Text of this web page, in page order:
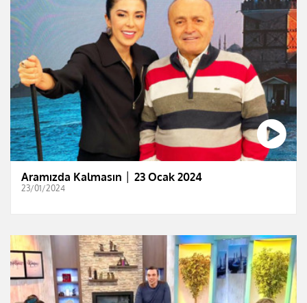
Aramızda Kalmasın │ 23 Ocak 2024
23/01/2024